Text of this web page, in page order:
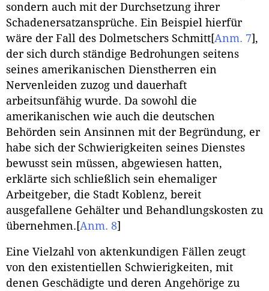
sondern auch mit der Durchsetzung ihrer
Schadenersatzansprüche. Ein Beispiel hierfür
wäre der Fall des Dolmetschers Schmitt[Anm. 7] ,
der sich durch ständige Bedrohungen seitens
seines amerikanischen Dienstherren ein
Nervenleiden zuzog und dauerhaft
arbeitsunfähig wurde. Da sowohl die
amerikanischen wie auch die deutschen
Behörden sein Ansinnen mit der Begründung, er
habe sich der Schwierigkeiten seines Dienstes
bewusst sein müssen, abgewiesen hatten,
erklärte sich schließlich sein ehemaliger
Arbeitgeber, die Stadt Koblenz, bereit
ausgefallene Gehälter und Behandlungskosten zu
übernehmen. [Anm. 8]
Eine Vielzahl von aktenkundigen Fällen zeugt
von den existentiellen Schwierigkeiten, mit
denen Geschädigte und deren Angehörige zu